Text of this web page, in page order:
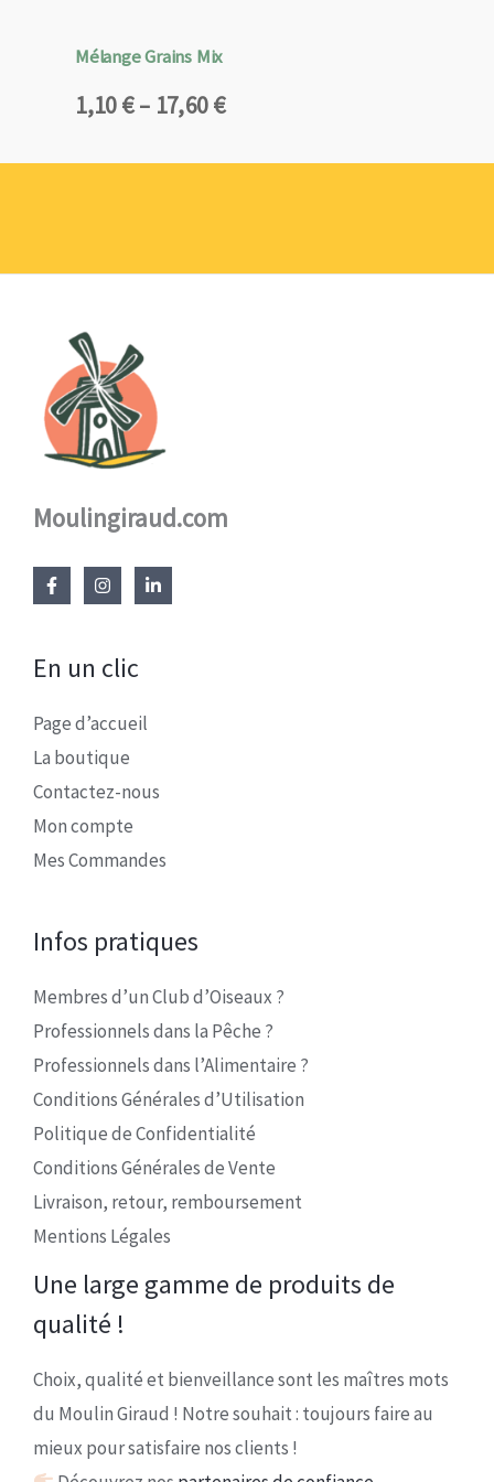
Mélange Grains Mix
1,10€– 17,60€
Plage
prix :
Moulingiraud.com
En un clic
Page d’accueil
La boutique
Contactez-nous
Mon compte
Mes Commandes
Infos pratiques
Membres d’un Club d’Oiseaux ?
Professionnels dans la Pêche ?
Professionnels dans l’Alimentaire ?
Conditions Générales d’Utilisation
Politique de Confidentialité
Conditions Générales de Vente
Livraison, retour, remboursement
Mentions Légales
Une large gamme de produits de
qualité !
Choix, qualité et bienveillance sont les maîtres mots
du Moulin Giraud ! Notre souhait : toujours faire au
mieux pour satisfaire nos clients !